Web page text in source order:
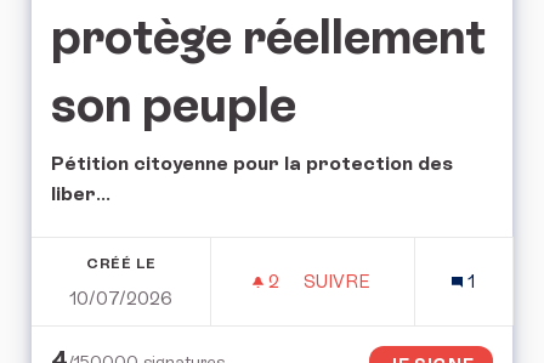
protège réellement
son peuple
Pétition citoyenne pour la protection des
liber...
CRÉÉ LE
10/07/2026
2 2 ABONNÉS
SUIVRE
1